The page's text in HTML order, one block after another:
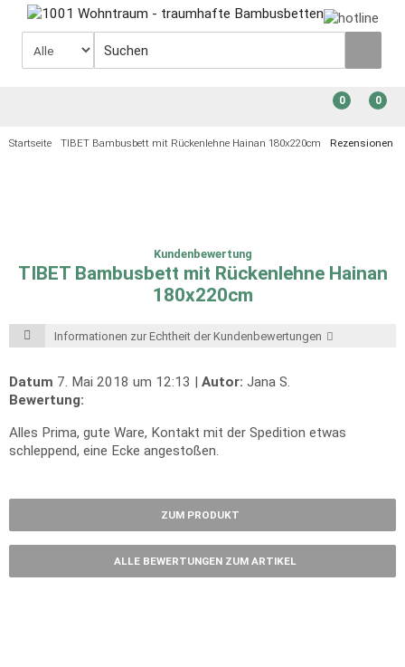
0
0
Startseite TIBET Bambusbett mit Rückenlehne Hainan 180x220cm Rezensionen
Kundenbewertung
TIBET Bambusbett mit Rückenlehne Hainan
180x220cm
Informationen zur Echtheit der Kundenbewertungen
Datum 7. Mai 2018 um 12:13 | Autor: Jana S.
Bewertung:
Alles Prima, gute Ware, Kontakt mit der Spedition etwas
schleppend, eine Ecke angestoßen.
ZUM PRODUKT
ALLE BEWERTUNGEN ZUM ARTIKEL